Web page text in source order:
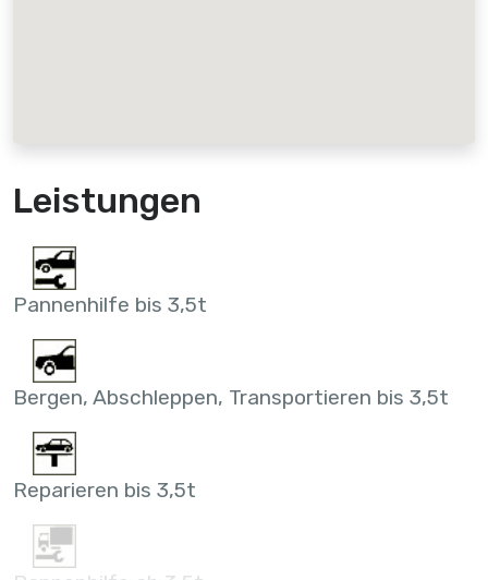
Leistungen
Pannenhilfe bis 3,5t
Bergen, Abschleppen, Transportieren bis 3,5t
Reparieren bis 3,5t